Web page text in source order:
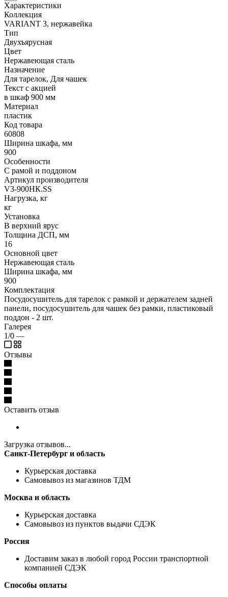
Характеристики
Коллекция
VARIANT 3, нержавейка
Тип
Двухъярусная
Цвет
Нержавеющая сталь
Назначение
Для тарелок, Для чашек
Текст с акцией
в шкаф 900 мм
Материал
пластик
Код товара
60808
Ширина шкафа, мм
900
Особенности
С рамой и поддоном
Артикул производителя
V3-900НК.SS
Нагрузка, кг
кг
Установка
В верхний ярус
Толщина ДСП, мм
16
Основной цвет
Нержавеющая сталь
Ширина шкафа, мм
900
Комплектация
Посудосушитель для тарелок с рамкой и держателем задней
панели, посудосушитель для чашек без рамки, пластиковый
поддон - 2 шт.
Галерея
1/0 —
Отзывы
Оставить отзыв
Загрузка отзывов...
Санкт-Петербург и область
Курьерская доставка
Самовывоз из магазинов ТДМ
Москва и область
Курьерская доставка
Самовывоз из пунктов выдачи СДЭК
Россия
Доставим заказ в любой город России транспортной
компанией СДЭК
Способы оплаты